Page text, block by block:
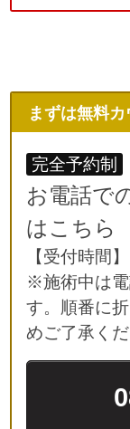
まずは無料
完全予約制
お電話で
はこちら
【受付時間
※施術中は電
す。順番に
めご了承くだ